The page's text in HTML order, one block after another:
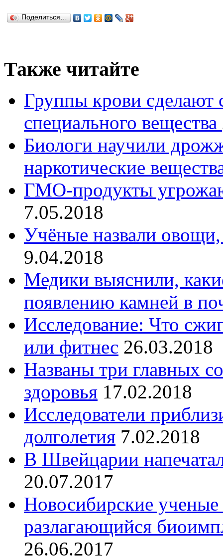
Поделиться…
Также читайте
Группы крови
специального вещества
Биологи научили
наркотические
ГМО-продукты
7.05.2018
Учёные назвали
9.04.2018
Медики выяснили,
появлению камней в
Исследование: Что
или фитнес 26.03.2018
Названы три главных
здоровья 17.02.2018
Исследователи
долголетия 7.02.2018
В Швейцарии
20.07.2017
Новосибирские
разлагающийся
26.06.2017